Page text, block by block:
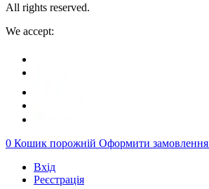
All rights reserved.
We accept:
0 Кошик порожній Оформити замовлення
Вхід
Реєстрація